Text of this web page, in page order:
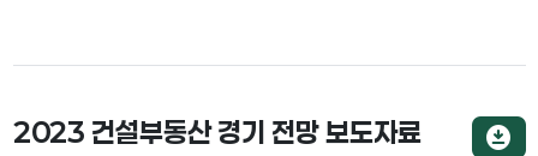
2023 건설부동산 경기 전망 보도자료 download_for_offline